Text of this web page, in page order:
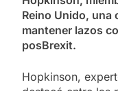
Reino Unido, una
mantener lazos
posBrexit.
Hopkinson,